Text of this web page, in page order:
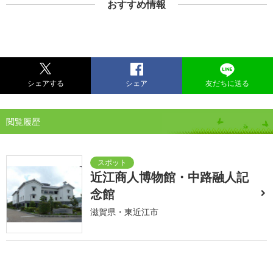
おすすめ情報
シェアする シェア 友だちに送る
閲覧履歴
近江商人博物館・中路融人記
念館
滋賀県・東近江市